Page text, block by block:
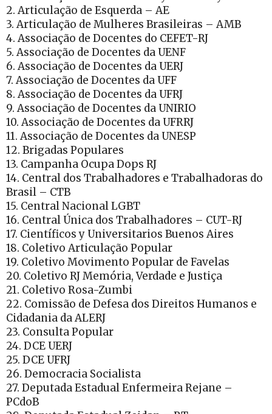
2. Articulação de Esquerda – AE
3. Articulação de Mulheres Brasileiras – AMB
4. Associação de Docentes do CEFET-RJ
5. Associação de Docentes da UENF
6. Associação de Docentes da UERJ
7. Associação de Docentes da UFF
8. Associação de Docentes da UFRJ
9. Associação de Docentes da UNIRIO
10. Associação de Docentes da UFRRJ
11. Associação de Docentes da UNESP
12. Brigadas Populares
13. Campanha Ocupa Dops RJ
14. Central dos Trabalhadores e Trabalhadoras do
Brasil – CTB
15. Central Nacional LGBT
16. Central Única dos Trabalhadores – CUT-RJ
17. Científicos y Universitarios Buenos Aires
18. Coletivo Articulação Popular
19. Coletivo Movimento Popular de Favelas
20. Coletivo RJ Memória, Verdade e Justiça
21. Coletivo Rosa-Zumbi
22. Comissão de Defesa dos Direitos Humanos e
Cidadania da ALERJ
23. Consulta Popular
24. DCE UERJ
25. DCE UFRJ
26. Democracia Socialista
27. Deputada Estadual Enfermeira Rejane –
PCdoB